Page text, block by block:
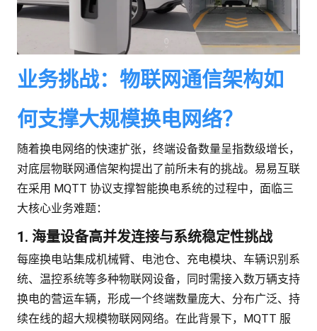
业务挑战：物联网通信架构如
何支撑大规模换电网络？
随着换电网络的快速扩张，终端设备数量呈指数级增长，
对底层物联网通信架构提出了前所未有的挑战。易易互联
在采用 MQTT 协议支撑智能换电系统的过程中，面临三
大核心业务难题：
1. 海量设备高并发连接与系统稳定性挑战
每座换电站集成机械臂、电池仓、充电模块、车辆识别系
统、温控系统等多种物联网设备，同时需接入数万辆支持
换电的营运车辆，形成一个终端数量庞大、分布广泛、持
续在线的超大规模物联网网络。在此背景下，MQTT 服